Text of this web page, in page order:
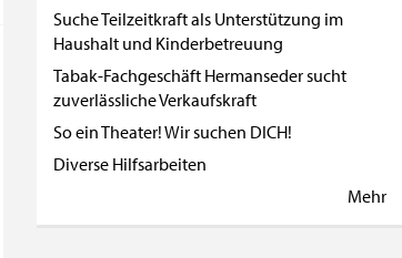
Suche Teilzeitkraft als Unterstützung im
Haushalt und Kinderbetreuung
Tabak-Fachgeschäft Hermanseder sucht
zuverlässliche Verkaufskraft
So ein Theater! Wir suchen DICH!
Diverse Hilfsarbeiten
Mehr